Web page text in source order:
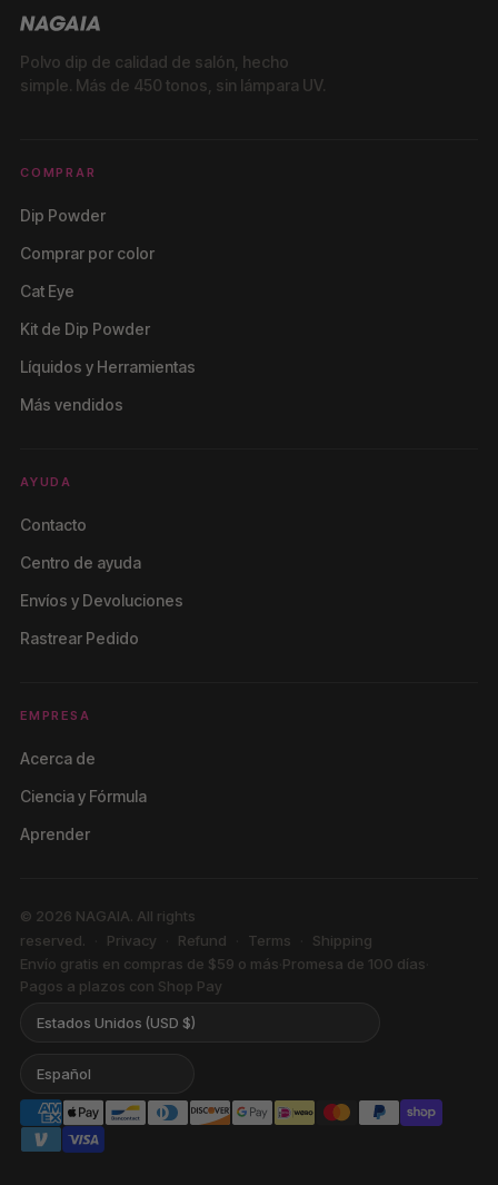
Polvo dip de calidad de salón, hecho
simple. Más de 450 tonos, sin lámpara UV.
COMPRAR
Dip Powder
Comprar por color
Cat Eye
Kit de Dip Powder
Líquidos y Herramientas
Más vendidos
AYUDA
Contacto
Centro de ayuda
Envíos y Devoluciones
Rastrear Pedido
EMPRESA
Acerca de
Ciencia y Fórmula
Aprender
© 2026 NAGAIA. All rights
reserved.
Privacy Refund Terms
Shipping
Envío gratis en compras de $59 o más Promesa de 100 días
Pagos a plazos con Shop Pay